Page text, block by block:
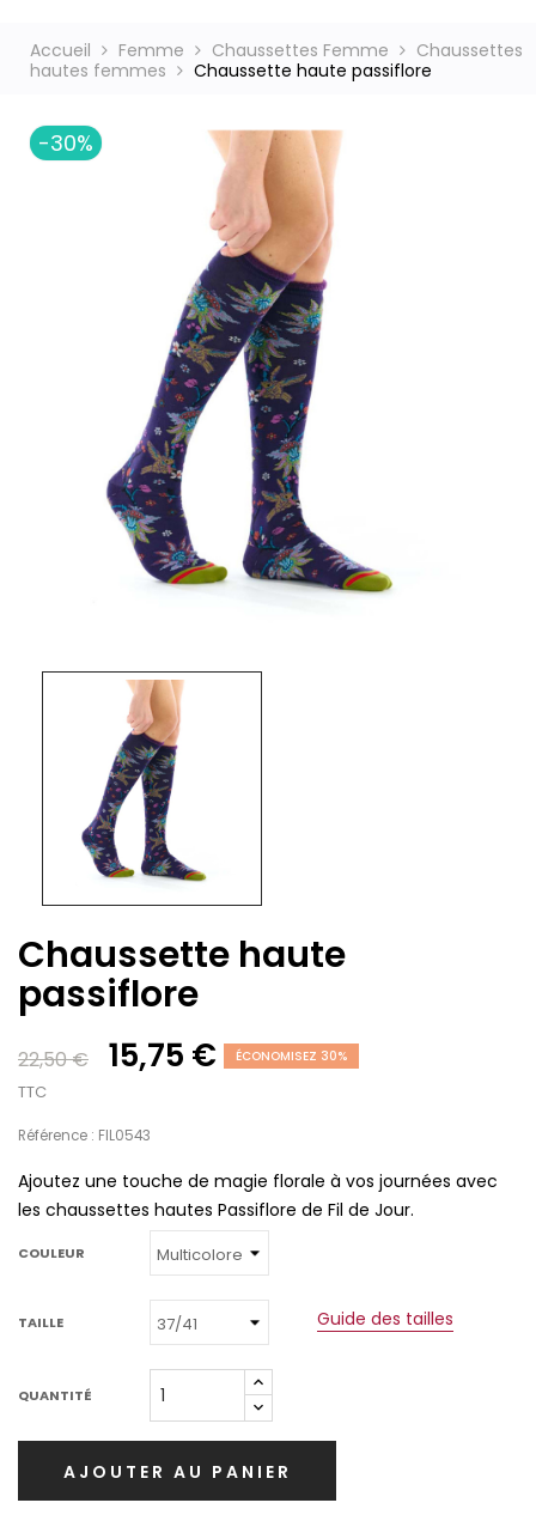
Accueil Femme Chaussettes Femme
Chaussettes
hautes femmes
Chaussette haute passiflore
-30%
Chaussette haute
passiflore
22,50 € 15,75 € ÉCONOMISEZ 30%
TTC
Référence : FIL0543
Ajoutez une touche de magie florale à vos journées avec
les chaussettes hautes Passiflore de Fil de Jour.
COULEUR
TAILLE Guide des tailles
QUANTITÉ
AJOUTER AU PANIER